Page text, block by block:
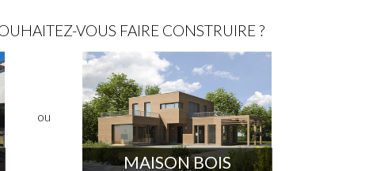
VOUS FAIRE CONSTRUIRE ?
ou
MAISON BOIS